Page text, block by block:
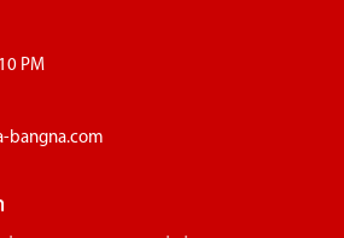
PM
bangna.com